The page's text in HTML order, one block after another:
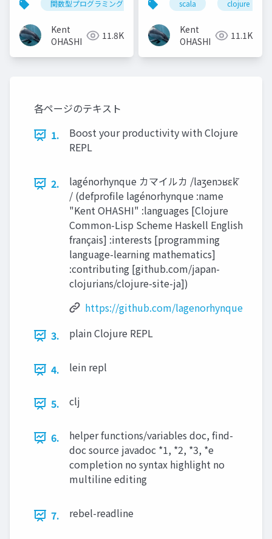
Haskell, Scala
関数型プログラミング lisp clojure
Kent
OHASHI
11.8K
scala clojure
Kent
OHASHI
11.1K
各ページのテキスト
1.
Boost your productivity with Clojure
REPL
2.
lagénorhynque カマイルカ /laʒenɔʁɛk ̃
/ (defprofile lagénorhynque :name
"Kent OHASHI" :languages [Clojure
Common-Lisp Scheme Haskell English
français] :interests [programming
language-learning mathematics]
:contributing [github.com/japan-
clojurians/clojure-site-ja])
https://github.com/lagenorhynque
3.
plain Clojure REPL
4. lein repl
5. clj
6.
helper functions/variables doc, find­
doc source javadoc *1, *2, *3, *e
completion no syntax highlight no
multiline editing
7. rebel-readline